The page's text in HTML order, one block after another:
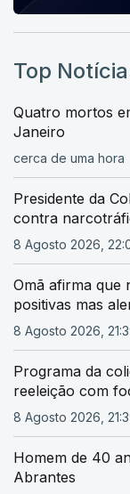
Top
Quatro mortos
Janeiro
cerca de uma hora
Presidente da
contra
8 Agosto 2026,
Omã afirma que
positivas mas
8 Agosto 2026,
Programa da
reeleição com
8 Agosto 2026,
Homem de 40
Abrantes